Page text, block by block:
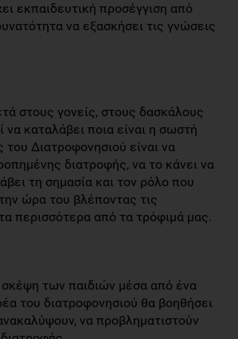
εκπαιδευτική προσέγγιση από
να εξασκήσει τις γνώσεις
στους γονείς, στους δασκάλους
καταλάβει πoια είναι η σωστή
Διατροφονησιού είναι να
διατροφής, να το κάνει να
τη σημασία και τον ρόλο που
ώρα του βλέποντας τις
περισσότερα από τα τρόφιμά μας.
σκέψη των παιδιών μέσα από ένα
του διατροφονησιού θα βοηθήσει
να προβληματιστούν